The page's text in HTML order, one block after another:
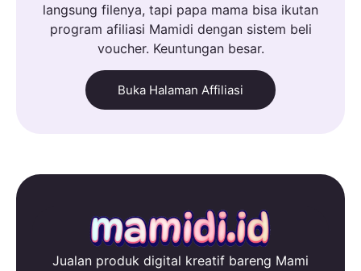
langsung filenya, tapi papa mama bisa ikutan
program afiliasi Mamidi dengan sistem beli
voucher. Keuntungan besar.
Buka Halaman Affiliasi
Jualan produk digital kreatif bareng Mami